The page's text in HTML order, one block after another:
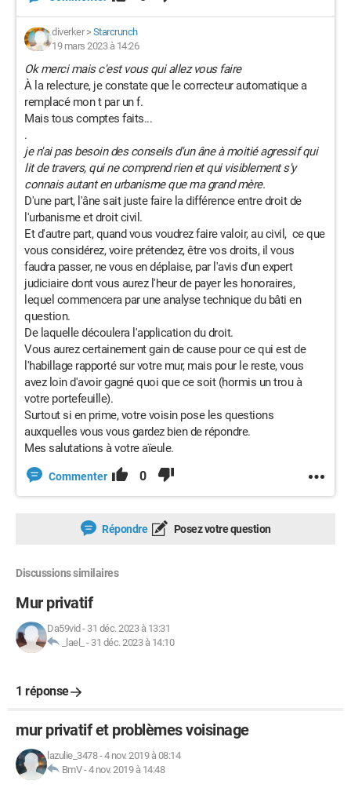
diverker> Starcrunch
19 mars 2023 à 14:26
Ok merci mais c'est vous qui allez vous faire
À la relecture, je constate que le correcteur automatique a
remplacé mon t par un f.
Mais tous comptes faits...
.
je n'ai pas besoin des conseils d'un âne à moitié agressif qui
lit de travers, qui ne comprend rien et qui visiblement s'y
connais autant en urbanisme que ma grand mère.
D'une part, l'âne sait juste faire la différence entre droit de
l'urbanisme et droit civil.
Et d'autre part, quand vous voudrez faire valoir, au civil, ce que
vous considérez, voire prétendez, être vos droits, il vous
faudra passer, ne vous en déplaise, par l'avis d'un expert
judiciaire dont vous aurez l'heur de payer les honoraires,
lequel commencera par une analyse technique du bâti en
question.
De laquelle découlera l'application du droit.
Vous aurez certainement gain de cause pour ce qui est de
l'habillage rapporté sur votre mur, mais pour le reste, vous
avez loin d'avoir gagné quoi que ce soit (hormis un trou à
votre portefeuille).
Surtout si en prime, votre voisin pose les questions
auxquelles vous vous gardez bien de répondre.
Mes salutations à votre aïeule.
Commenter 0
Répondre Posez votre question
Discussions similaires
Mur privatif
Da59vid - 31 déc. 2023 à 13:31
_lael_
- 31 déc. 2023 à 14:10
1 réponse
mur privatif et problèmes voisinage
lazulie_3478-4 nov. 2019 à 08:14
BmV-4 nov. 2019 à 14:48